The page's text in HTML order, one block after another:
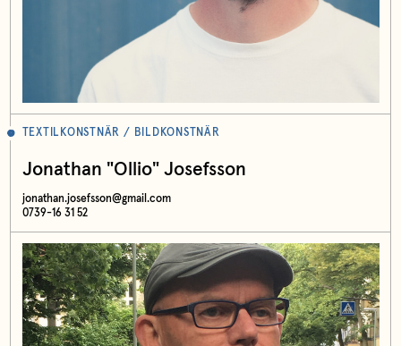
TEXTILKONSTNÄR / BILDKONSTNÄR
Jonathan "Ollio" Josefsson
jonathan.josefsson@gmail.com
0739-16 31 52